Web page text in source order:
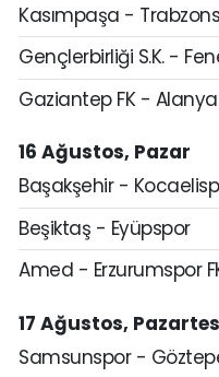
Kasımpaşa -
Gençlerbirliği S.K. -
Gaziantep FK -
16 Ağustos, Pazar
Başakşehir -
Beşiktaş - Eyüpspor
Amed - Erzurumspor
17 Ağustos,
Samsunspor -